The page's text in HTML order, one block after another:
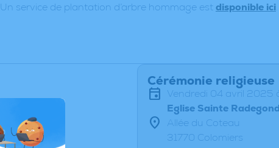
Un service de plantation d’arbre hommage est disponible ici
Cérémonie religieuse
vendredi 04 avril 2025
Eglise Sainte
Allée du Coteau
31770 Colomiers